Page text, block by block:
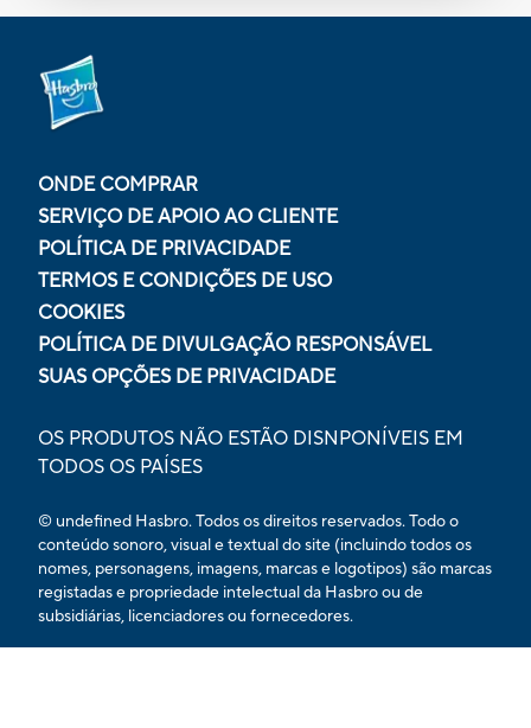
ONDE COMPRAR
SERVIÇO DE APOIO AO CLIENTE
POLÍTICA DE PRIVACIDADE
TERMOS E CONDIÇÕES DE USO
COOKIES
POLÍTICA DE DIVULGAÇÃO RESPONSÁVEL
SUAS OPÇÕES DE PRIVACIDADE
OS PRODUTOS NÃO ESTÃO DISNPONÍVEIS EM
TODOS OS PAÍSES
© undefined Hasbro. Todos os direitos reservados. Todo o
conteúdo sonoro, visual e textual do site (incluindo todos os
nomes, personagens, imagens, marcas e logotipos) são marcas
registadas e propriedade intelectual da Hasbro ou de
subsidiárias, licenciadores ou fornecedores.